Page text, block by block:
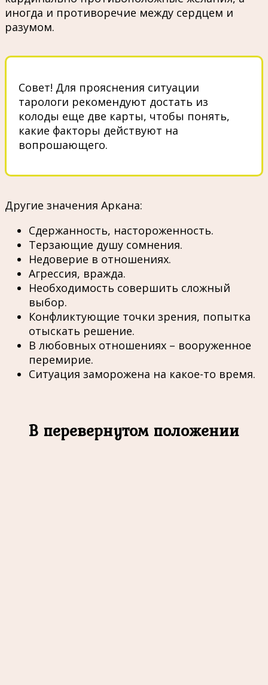
иногда и противоречие между сердцем и
разумом.
Совет! Для прояснения ситуации
тарологи рекомендуют достать из
колоды еще две карты, чтобы понять,
какие факторы действуют на
вопрошающего.
Другие значения Аркана:
Сдержанность, настороженность.
Терзающие душу сомнения.
Недоверие в отношениях.
Агрессия, вражда.
Необходимость совершить сложный
выбор.
Конфликтующие точки зрения, попытка
отыскать решение.
В любовных отношениях – вооруженное
перемирие.
Ситуация заморожена на какое-то время.
В перевернутом положении